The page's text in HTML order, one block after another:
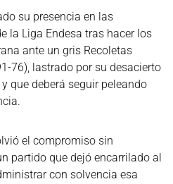
su presencia en las
la Liga Endesa tras hacer los
ante un gris Recoletas
76), lastrado por su desacierto
que deberá seguir peleando
el compromiso sin
partido que dejó encarrilado al
con solvencia esa